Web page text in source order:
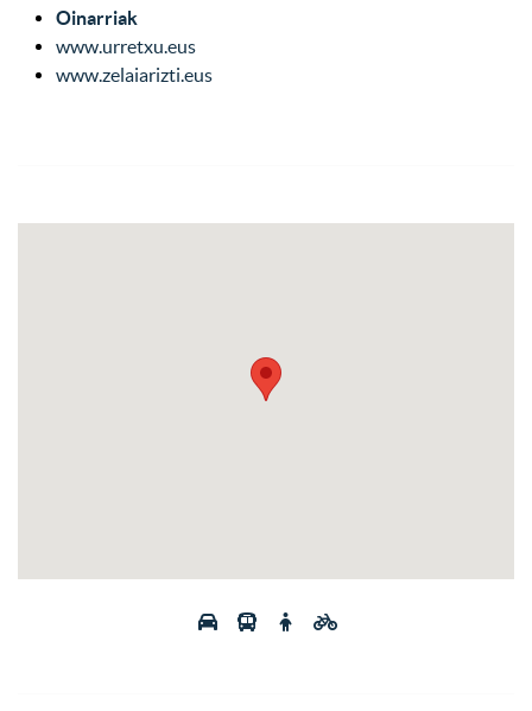
Oinarriak
www.urretxu.eus
www.zelaiarizti.eus